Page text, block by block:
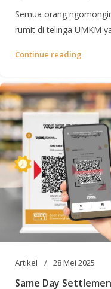
Semua orang
rumit di telinga UMKM
Continue reading
Artikel 28 Mei 2025
Same Day